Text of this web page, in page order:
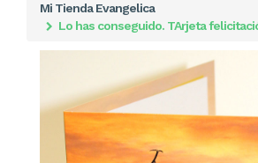
Mi Tienda Evangelica
Lo has conseguido. TArjeta